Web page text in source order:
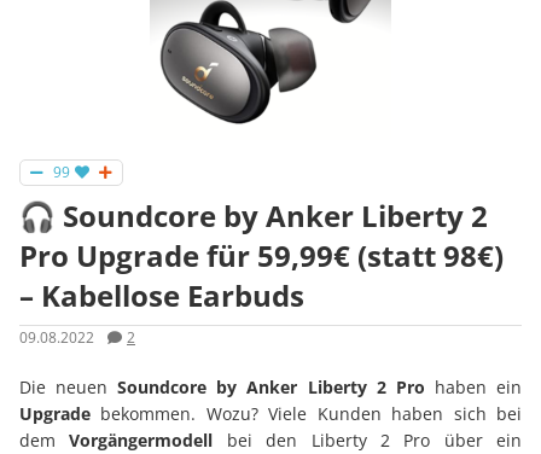
99
🎧 Soundcore by Anker Liberty 2
Pro Upgrade für 59,99€ (statt 98€)
– Kabellose Earbuds
09.08.2022 2
Die neuenSoundcore by Anker Liberty 2 Pro haben ein
Upgrade bekommen. Wozu? Viele Kunden haben sich bei
demVorgängermodell bei den Liberty 2 Pro über ein